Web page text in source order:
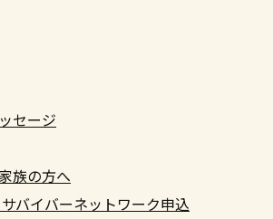
セージ
族の方へ
バイバーネットワーク申込